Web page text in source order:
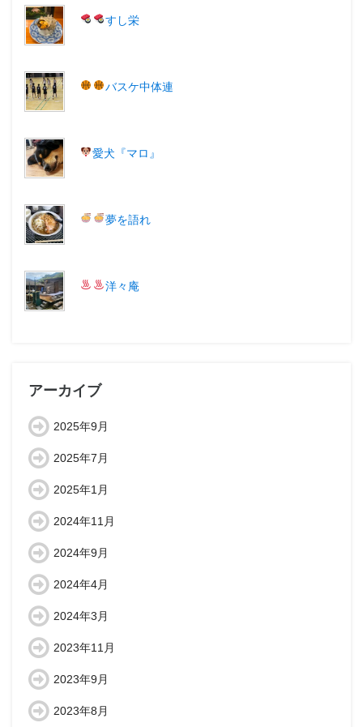
すし栄
バスケ中体連
愛犬『マロ 』
夢を語れ
洋々庵
アーカイブ
2025年9月
2025年7月
2025年1月
2024年11月
2024年9月
2024年4月
2024年3月
2023年11月
2023年9月
2023年8月